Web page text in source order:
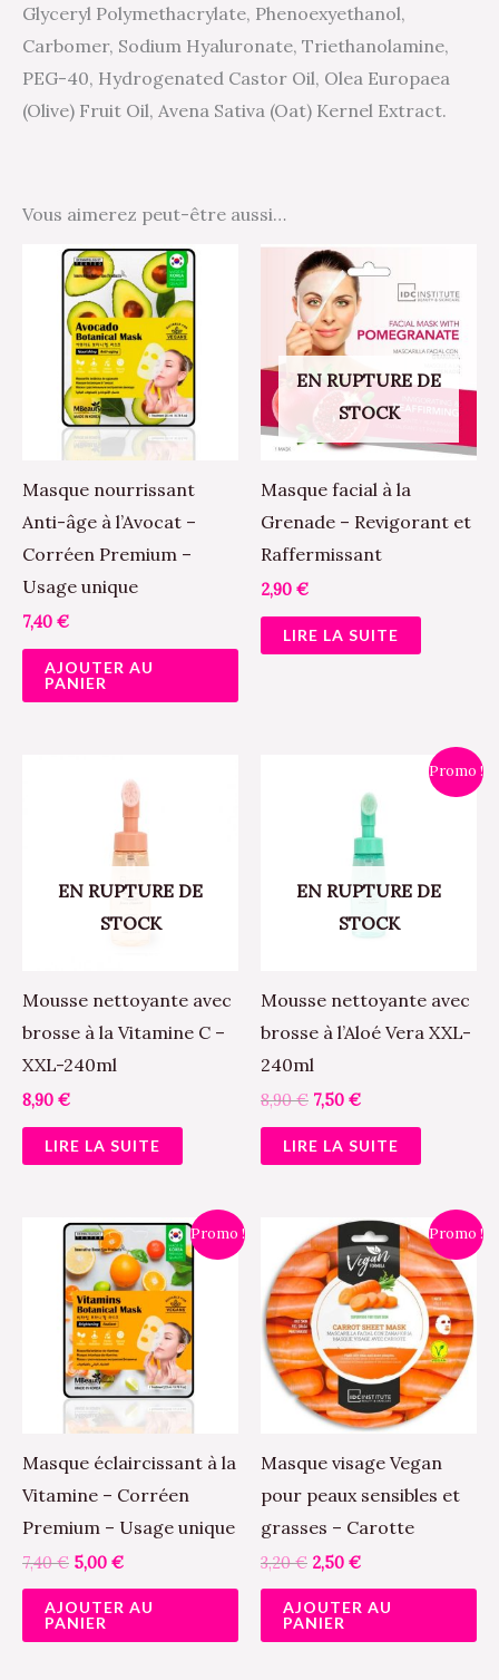
Glyceryl Polymethacrylate, Phenoexyethanol,
Carbomer, Sodium Hyaluronate, Triethanolamine,
PEG-40, Hydrogenated Castor Oil, Olea Europaea
(Olive) Fruit Oil, Avena Sativa (Oat) Kernel Extract.
Vous aimerez peut-être aussi…
Masque nourrissant
Anti-âge à l’Avocat –
Corréen Premium –
Usage unique
7,40 €
AJOUTER AU
PANIER
EN RUPTURE DE
STOCK
Masque facial à la
Grenade – Revigorant et
Raffermissant
2,90 €
LIRE LA SUITE
EN RUPTURE DE
STOCK
Mousse nettoyante avec
brosse à la Vitamine C –
XXL-240ml
8,90 €
LIRE LA SUITE
Promo !
EN RUPTURE DE
STOCK
Mousse nettoyante avec
brosse à l’Aloé Vera XXL-
240ml
8,90€
8,90 €.
7,50 €
actuel
est :
7,50 €.
LIRE LA SUITE
Promo !
Masque éclaircissant à la
Vitamine – Corréen
Premium – Usage unique
7,40€
Le
prix
initial
était :
7,40 €.
5,00 €
Le
prix
actuel
est :
5,00 €.
AJOUTER AU
PANIER
Promo !
Masque visage Vegan
pour peaux sensibles et
grasses – Carotte
3,20€
Le
prix
initial
était :
3,20 €.
2,50 €
Le
prix
actuel
est :
2,50 €.
AJOUTER AU
PANIER